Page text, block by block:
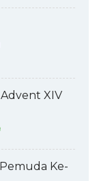
Advent XIV
Ke-